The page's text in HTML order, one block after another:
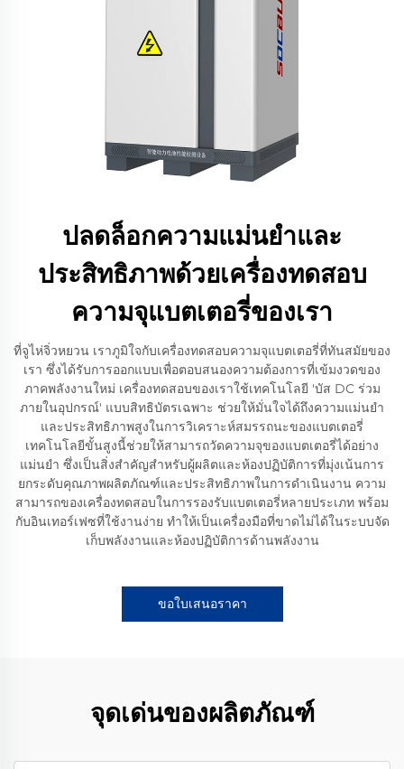
ปลดล็อกความแม่นยำและ
ประสิทธิภาพด้วยเครื่องทดสอบ
ความจุแบตเตอรี่ของเรา
ที่จูไห่จิ่วหยวน เราภูมิใจกับเครื่องทดสอบความจุแบตเตอรี่ที่ทันสมัยของ
เรา ซึ่งได้รับการออกแบบเพื่อตอบสนองความต้องการที่เข้มงวดของ
ภาคพลังงานใหม่ เครื่องทดสอบของเราใช้เทคโนโลยี 'บัส DC ร่วม
ภายในอุปกรณ์' แบบสิทธิบัตรเฉพาะ ช่วยให้มั่นใจได้ถึงความแม่นยำ
และประสิทธิภาพสูงในการวิเคราะห์สมรรถนะของแบตเตอรี่
เทคโนโลยีขั้นสูงนี้ช่วยให้สามารถวัดความจุของแบตเตอรี่ได้อย่าง
แม่นยำ ซึ่งเป็นสิ่งสำคัญสำหรับผู้ผลิตและห้องปฏิบัติการที่มุ่งเน้นการ
ยกระดับคุณภาพผลิตภัณฑ์และประสิทธิภาพในการดำเนินงาน ความ
สามารถของเครื่องทดสอบในการรองรับแบตเตอรี่หลายประเภท พร้อม
กับอินเทอร์เฟซที่ใช้งานง่าย ทำให้เป็นเครื่องมือที่ขาดไม่ได้ในระบบจัด
เก็บพลังงานและห้องปฏิบัติการด้านพลังงาน
ขอใบเสนอราคา
จุดเด่นของผลิตภัณฑ์